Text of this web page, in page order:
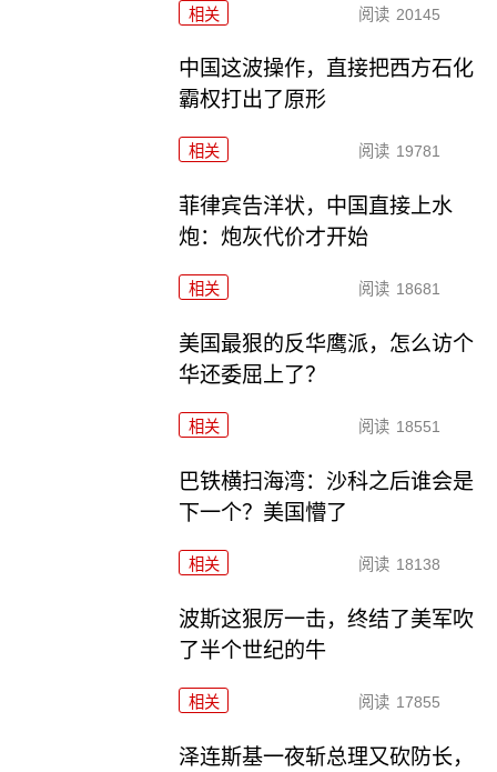
相关 阅读 20145
中国这波操作，直接把西方石化
霸权打出了原形
相关 阅读 19781
菲律宾告洋状，中国直接上水
炮：炮灰代价才开始
相关 阅读 18681
美国最狠的反华鹰派，怎么访个
华还委屈上了？
相关 阅读 18551
巴铁横扫海湾：沙科之后谁会是
下一个？美国懵了
相关 阅读 18138
波斯这狠厉一击，终结了美军吹
了半个世纪的牛
相关 阅读 17855
泽连斯基一夜斩总理又砍防长，